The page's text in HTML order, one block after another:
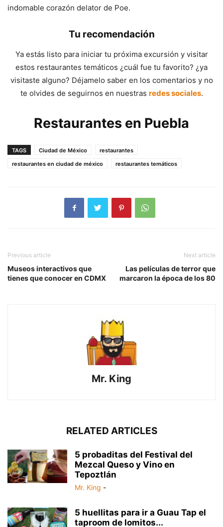
indomable corazón delator de Poe.
Tu recomendación
Ya estás listo para iniciar tu próxima excursión y visitar
estos restaurantes temáticos ¿cuál fue tu favorito? ¿ya
visitaste alguno? Déjamelo saber en los comentarios y no
te olvides de seguirnos en nuestras redes sociales.
Restaurantes en Puebla
TAGS Ciudad de México
restaurantes
restaurantes en ciudad de méxico
restaurantes temáticos
Previous article
Museos interactivos que
tienes que conocer en CDMX
Next article
Las películas de terror que
marcaron la época de los 80
Mr. King
RELATED ARTICLES
5 probaditas del Festival del
Mezcal Queso y Vino en
Tepoztlán
Mr. King -
5 huellitas para ir a Guau Tap el
taproom de lomitos...